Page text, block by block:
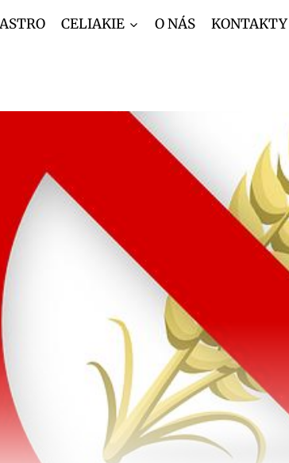
CELIAKIE O NÁS KONTAKTY